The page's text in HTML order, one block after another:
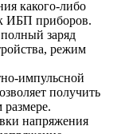
какого-либо
ИБП приборов.
заряд
режим
импульсной
получить
напряжения